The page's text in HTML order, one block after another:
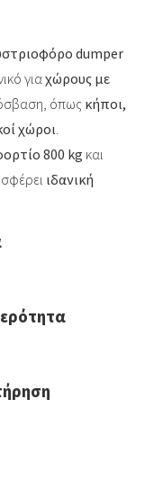
dumper
για χώρους με
όπως κήποι,
χώροι
800 kg και
ιδανική